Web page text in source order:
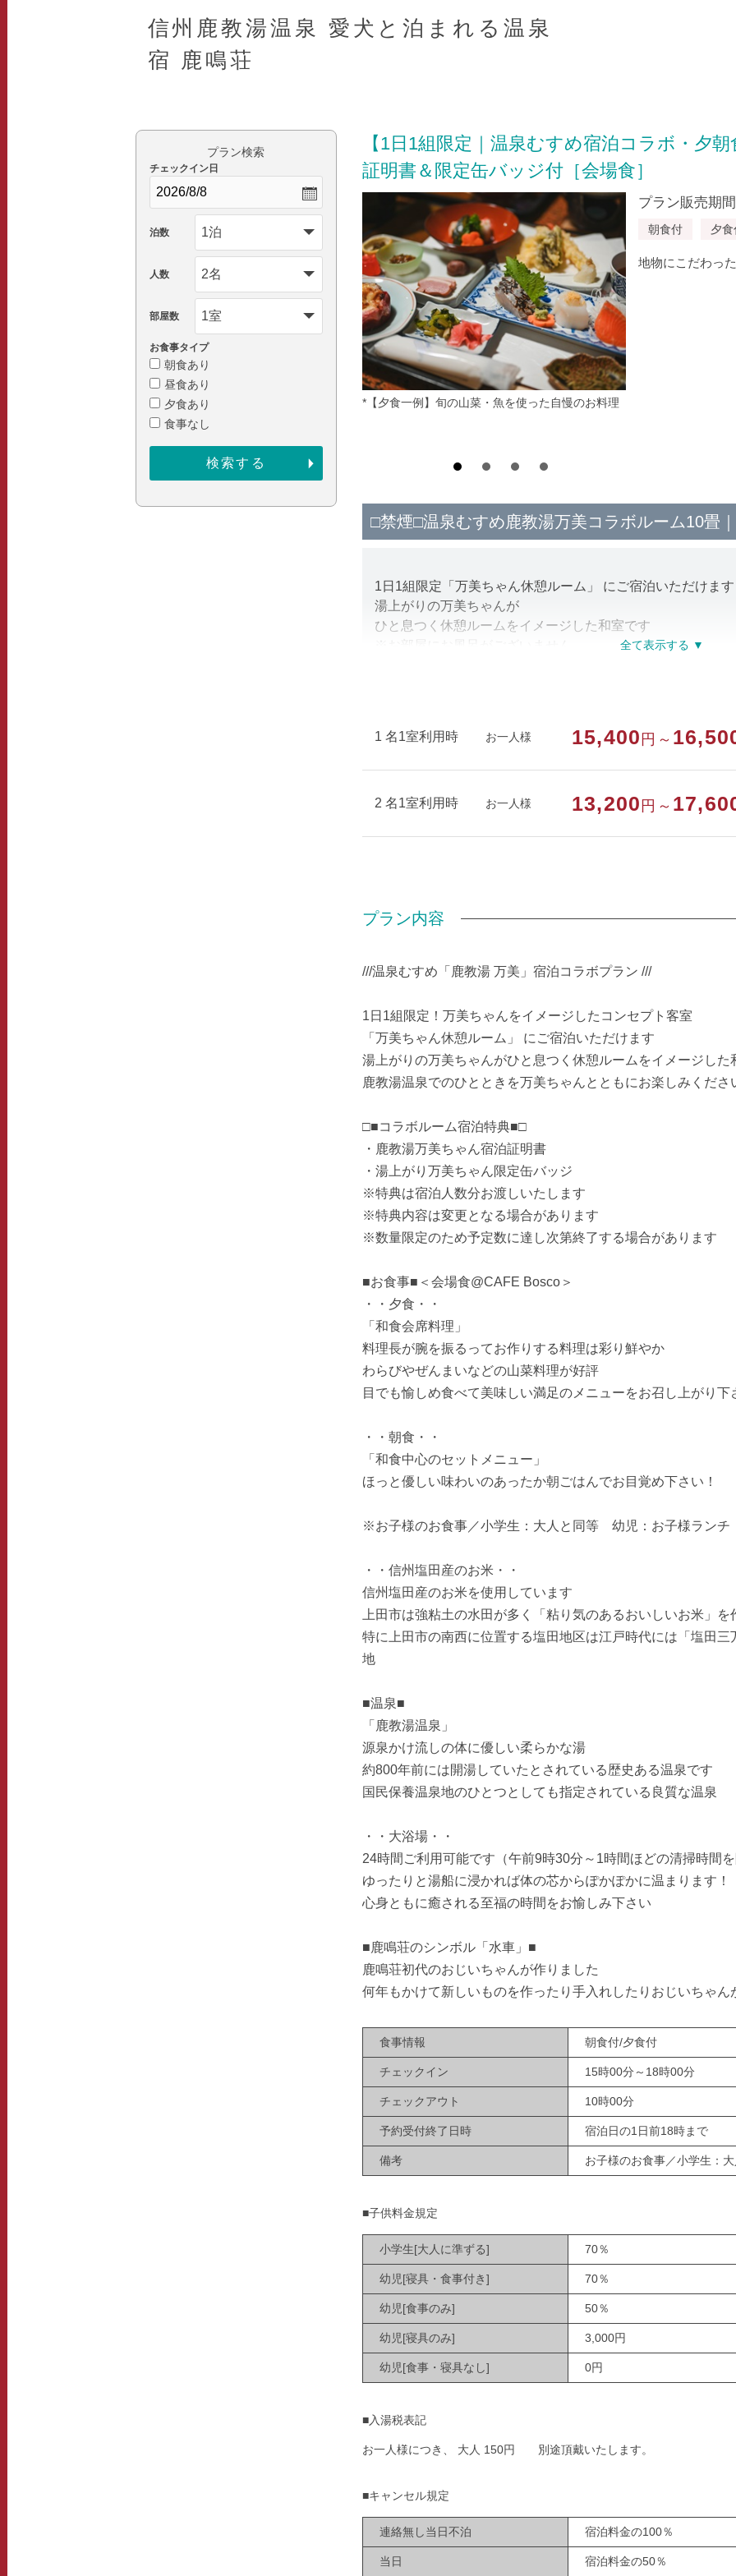
信州鹿教湯温泉 愛犬と泊まれる温泉
宿 鹿鳴荘
【1日1組限定｜温泉むすめ宿泊コラボ・夕
証明書＆限定缶バッジ付［会場食］
*【夕食一例】旬の山菜・魚を使った自慢のお料理
プラン販売期
朝食付 夕
地物にこだわっ
□禁煙□温泉むすめ鹿教湯万美コラボルーム10畳
1日1組限定「万美ちゃん休憩ルーム」 にご宿泊いただけます
湯上がりの万美ちゃんが
ひと息つく休憩ルームをイメージした和室です
※特典は宿泊人数分お渡しいたします
部屋種別 和室
1 名1室利用時 お一人様 15,400 円～
2 名1室利用時 お一人様 13,200 円～
プラン内容
///温泉むすめ「鹿教湯 万美」宿泊コラボプラン ///
1日1組限定！万美ちゃんをイメージしたコンセプト客室
「万美ちゃん休憩ルーム」 にご宿泊いただけます
湯上がりの万美ちゃんがひと息つく休憩ルームをイメージした
鹿教湯温泉でのひとときを万美ちゃんとともにお楽しみくださ
□■コラボルーム宿泊特典■□
・鹿教湯万美ちゃん宿泊証明書
・湯上がり万美ちゃん限定缶バッジ
※特典は宿泊人数分お渡しいたします
※特典内容は変更となる場合があります
※数量限定のため予定数に達し次第終了する場合があります
■お食事■＜会場食@CAFE Bosco＞
・・夕食・・
「和食会席料理」
料理長が腕を振るってお作りする料理は彩り鮮やか
わらびやぜんまいなどの山菜料理が好評
目でも愉しめ食べて美味しい満足のメニューをお召し上がり下
・・朝食・・
「和食中心のセットメニュー」
ほっと優しい味わいのあったか朝ごはんでお目覚め下さい！
※お子様のお食事／小学生：大人と同等 幼児：お子様ランチ
・・信州塩田産のお米・・
信州塩田産のお米を使用しています
上田市は強粘土の水田が多く「粘り気のあるおいしいお米」
特に上田市の南西に位置する塩田地区は江戸時代には「塩田
地
■温泉■
「鹿教湯温泉」
源泉かけ流しの体に優しい柔らかな湯
約800年前には開湯していたとされている歴史ある温泉です
国民保養温泉地のひとつとしても指定されている良質な温泉
・・大浴場・・
24時間ご利用可能です（午前9時30分～1時間ほどの清掃時間
ゆったりと湯船に浸かれば体の芯からぽかぽかに温まります！
心身ともに癒される至福の時間をお愉しみ下さい
■鹿鳴荘のシンボル「水車」■
鹿鳴荘初代のおじいちゃんが作りました
何年もかけて新しいものを作ったり手入れしたりおじいちゃ
食事情報 朝食付/夕食付
チェックイン 15時00分～18時00分
チェックアウト 10時00分
予約受付終了日時 宿泊日の1日前18時まで
備考 お子様のお食事／小学生：
■子供料金規定
小学生[大人に準ずる] 70％
幼児[寝具・食事付き] 70％
幼児[食事のみ] 50％
幼児[寝具のみ] 3,000円
幼児[食事・寝具なし] 0円
■入湯税表記
お一人様につき、 大人 150円 別途頂戴いたします。
■キャンセル規定
連絡無し当日不泊 宿泊料金の100％
当日 宿泊料金の50％
プラン検索
チェックイン日
泊数
人数
部屋数
お食事タイプ
朝食あり
昼食あり
夕食あり
食事なし